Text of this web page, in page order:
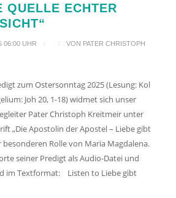
QUELLE ECHTER
06:00 UHR / / VON PATER CHRISTOPH
zum Ostersonntag 2025 (Lesung: Kol
Joh 20, 1-18) widmet sich unser
Pater Christoph Kreitmeir unter
„Die Apostolin der Apostel – Liebe gibt
besonderen Rolle von Maria Magdalena.
seiner Predigt als Audio-Datei und
im Textformat: Listen to Liebe gibt